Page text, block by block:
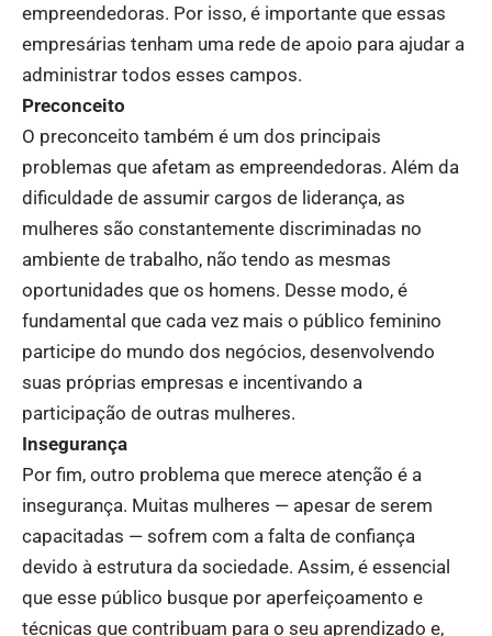
empreendedoras. Por isso, é importante que essas
empresárias tenham uma rede de apoio para ajudar a
administrar todos esses campos.
Preconceito
O preconceito também é um dos principais
problemas que afetam as empreendedoras. Além da
dificuldade de assumir cargos de liderança, as
mulheres são constantemente discriminadas no
ambiente de trabalho, não tendo as mesmas
oportunidades que os homens. Desse modo, é
fundamental que cada vez mais o público feminino
participe do mundo dos negócios, desenvolvendo
suas próprias empresas e incentivando a
participação de outras mulheres.
Insegurança
Por fim, outro problema que merece atenção é a
insegurança. Muitas mulheres — apesar de serem
capacitadas — sofrem com a falta de confiança
devido à estrutura da sociedade. Assim, é essencial
que esse público busque por aperfeiçoamento e
técnicas que contribuam para o seu aprendizado e,